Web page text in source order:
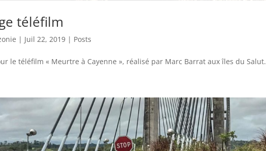
téléfilm
| Juil 22, 2019 | Posts
le téléfilm « Meurtre à Cayenne », réalisé par Marc Barrat aux îles du Salut.